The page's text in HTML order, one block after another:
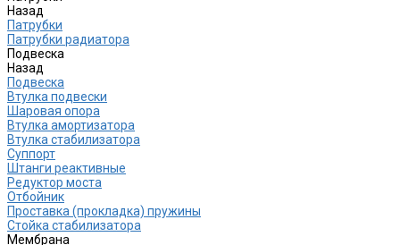
Назад
Патрубки
Патрубки радиатора
Подвеска
Назад
Подвеска
Втулка подвески
Шаровая опора
Втулка амортизатора
Втулка стабилизатора
Cуппорт
Штанги реактивные
Редуктор моста
Отбойник
Проставка (прокладка) пружины
Стойка стабилизатора
Мембрана